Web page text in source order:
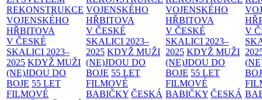
REKONSTRUKCE
VOJENSKÉHO
HŘBITOVA
V ČESKÉ
SKALICI 2023–
2025 KDYŽ MUŽI
(NE)JDOU DO
BOJE 55 LET
FILMOVÉ
VOJENSKÉHO
HŘBITOVA
V ČESKÉ
SKALICI 2023–
2025 KDYŽ MUŽI
(NE)JDOU DO
BOJE 55 LET
FILMOVÉ
BABIČKY ČESKÁ
VOJENSKÉHO
HŘBITOVA
V ČESKÉ
SKALICI 2023–
2025 KDYŽ MUŽI
(NE)JDOU DO
BOJE 55 LET
FILMOVÉ
BABIČKY ČESKÁ
V